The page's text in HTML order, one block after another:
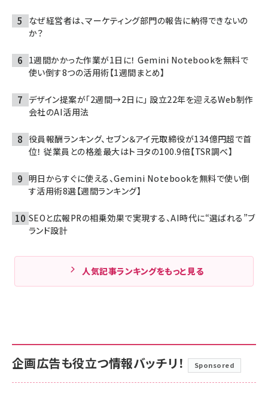
なぜ経営者は、マーケティング部門の報告に納得できないの
か？
1週間かかった作業が1日に！ Gemini Notebookを無料で
使い倒す8つの活用術【1週間まとめ】
デザイン提案が「2週間→2日に」 設立22年を迎えるWeb制作
会社のAI活用法
役員報酬ランキング、セブン＆アイ元取締役が134億円超で首
位！ 従業員との格差最大はトヨタの100.9倍【TSR調べ】
明日からすぐに使える、Gemini Notebookを無料で使い倒
す活用術8選【週間ランキング】
SEOと広報PRの相乗効果で実現する、AI時代に“選ばれる”ブ
ランド設計
人気記事ランキングをもっと見る
企画広告も役立つ情報バッチリ！ Sponsored